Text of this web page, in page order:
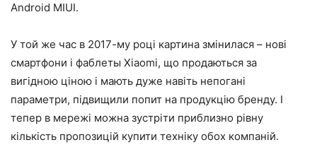
Android MIUI.
У той же час в 2017-му році картина змінилася – нові
смартфони і фаблеты Xiaomi, що продаються за
вигідною ціною і мають дуже навіть непогані
параметри, підвищили попит на продукцію бренду. І
тепер в мережі можна зустріти приблизно рівну
кількість пропозицій купити техніку обох компаній.